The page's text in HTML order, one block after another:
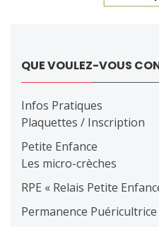
QUE VOULEZ-VOUS
Infos Pratiques
Plaquettes / Inscription
Petite Enfance
Les micro-crèches
RPE « Relais Petite
Permanence